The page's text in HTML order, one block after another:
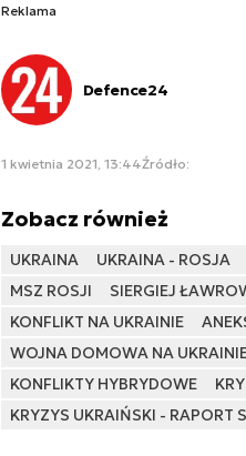
Reklama
Defence24
1 kwietnia 2021, 13:44Źródło:
Zobacz również
UKRAINA UKRAINA - ROSJA
MSZ ROSJI
SIERGIEJ
KONFLIKT NA UKRAINIE
WOJNA DOMOWA NA
KONFLIKTY HYBRYDOWE
KRYZYS UKRAIŃSKI - RAPORT